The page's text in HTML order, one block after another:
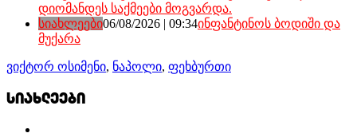
დიომანდეს საქმეები მოგვარდა.
სიახლეები06/08/2026 | 09:34ინფანტინოს ბოდიში და
მუქარა
ვიქტორ ოსიმენი, ნაპოლი, ფეხბურთი
სიახლეები